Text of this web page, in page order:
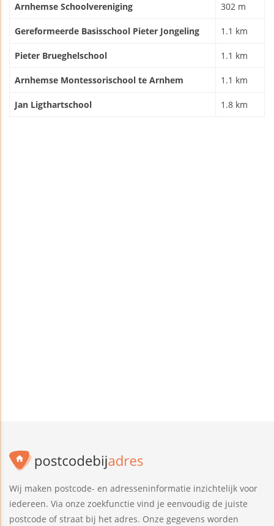
Arnhemse Schoolvereniging 302 m
Gereformeerde Basisschool Pieter Jongeling 1.1 km
Pieter Brueghelschool 1.1 km
Arnhemse Montessorischool te Arnhem 1.1 km
Jan Ligthartschool 1.8 km
Wij maken postcode- en adresseninformatie inzichtelijk voor
iedereen. Via onze zoekfunctie vind je eenvoudig de juiste
postcode of straat bij het adres. Onze gegevens worden